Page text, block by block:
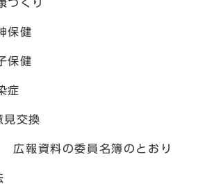
くり
健
健
交換
資料の委員名簿のとおり